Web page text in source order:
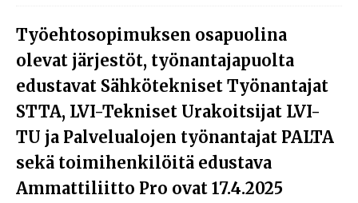
Työehtosopimuksen osapuolina
olevat järjestöt, työnantajapuolta
edustavat Sähkötekniset Työnantajat
STTA, LVI-Tekniset Urakoitsijat LVI-
TU ja Palvelualojen työnantajat PALTA
sekä toimihenkilöitä edustava
Ammattiliitto Pro ovat 17.4.2025